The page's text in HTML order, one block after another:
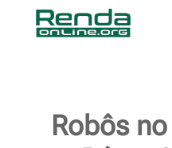
Robôs